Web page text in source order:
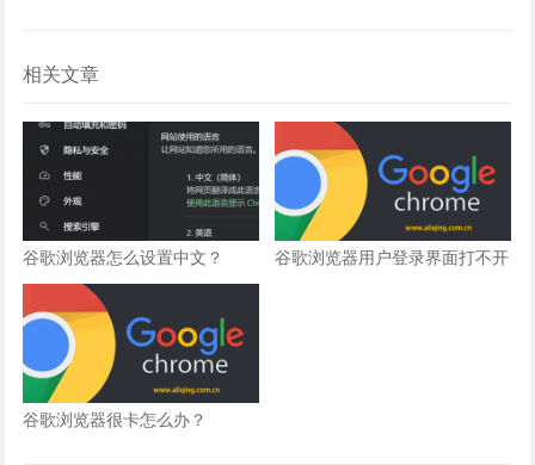
相关文章
谷歌浏览器怎么设置中文？
谷歌浏览器用户登录界面打不开
谷歌浏览器很卡怎么办？